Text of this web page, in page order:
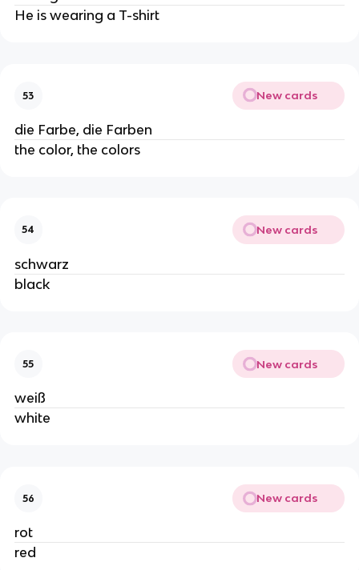
He is wearing a T-shirt
53 New cards
die Farbe, die Farben
the color, the colors
54 New cards
schwarz
black
55 New cards
weiß
white
56 New cards
rot
red